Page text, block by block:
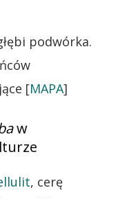
podwórka.
[MAPA]
w
, cerę